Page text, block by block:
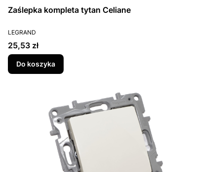
Zaślepka kompleta tytan Celiane
PRODUCENT
LEGRAND
Cena
25,53 zł
Do koszyka